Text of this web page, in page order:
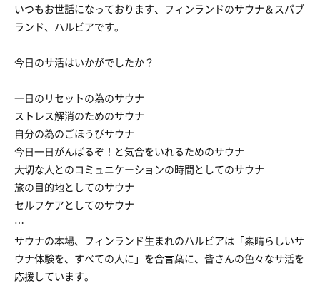
いつもお世話になっております、フィンランドのサウナ＆スパブ
ランド、ハルビアです。
今日のサ活はいかがでしたか？
一日のリセットの為のサウナ
ストレス解消のためのサウナ
自分の為のごほうびサウナ
今日一日がんばるぞ！と気合をいれるためのサウナ
大切な人とのコミュニケーションの時間としてのサウナ
旅の目的地としてのサウナ
セルフケアとしてのサウナ
…
サウナの本場、フィンランド生まれのハルビアは「素晴らしいサ
ウナ体験を、すべての人に」を合言葉に、皆さんの色々なサ活を
応援しています。